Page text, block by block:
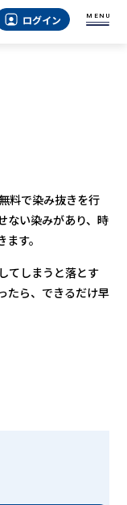
ログイン MENU
料で染み抜きを行
ない染みがあり、時
す。
てしまうと落とす
たら、できるだけ早